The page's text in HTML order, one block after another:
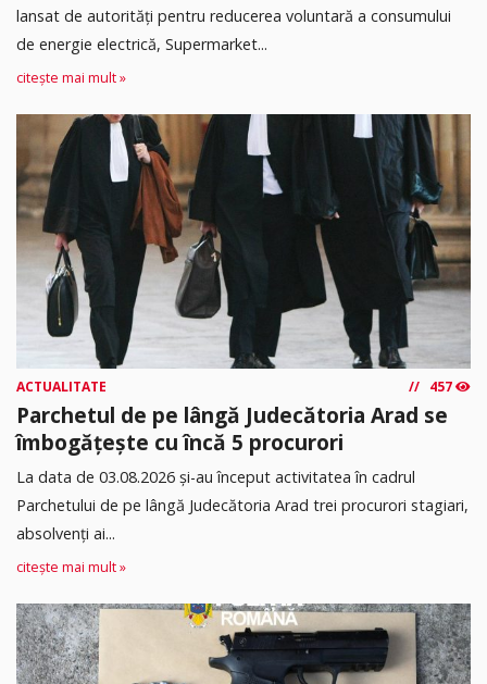
lansat de autorități pentru reducerea voluntară a consumului
de energie electrică, Supermarket...
citește mai mult »
ACTUALITATE 457
Parchetul de pe lângă Judecătoria Arad se
îmbogățește cu încă 5 procurori
La data de 03.08.2026 şi-au început activitatea în cadrul
Parchetului de pe lângă Judecătoria Arad trei procurori stagiari,
absolvenţi ai...
citește mai mult »